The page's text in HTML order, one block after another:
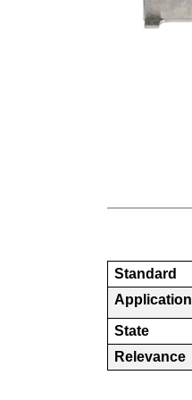
Standard
Application
State
Relevance